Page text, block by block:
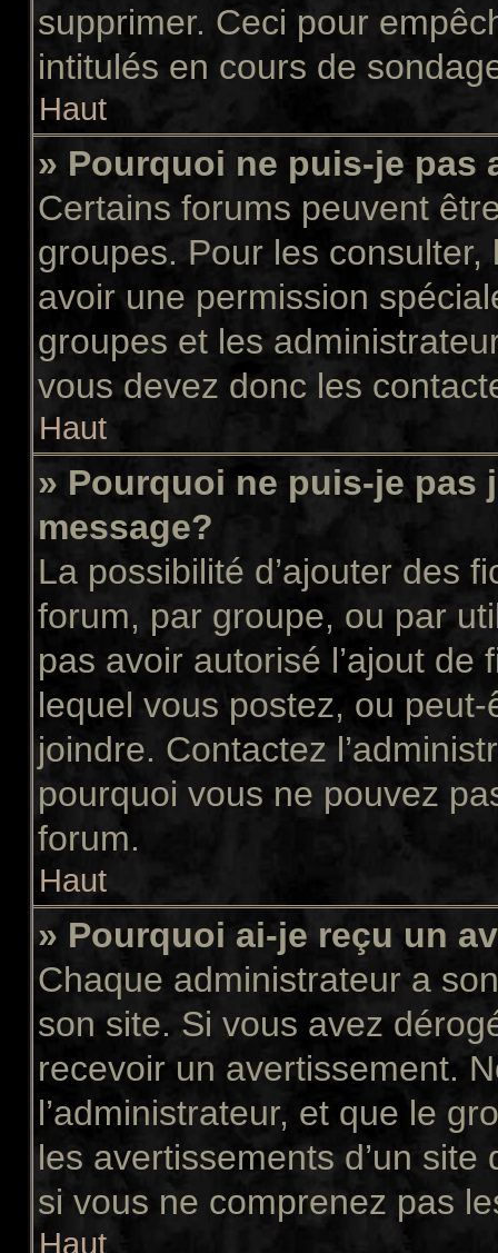
supprimer. Ceci pour
intitulés en cours de
Haut
» Pourquoi ne puis-je pas
Certains forums peuvent
groupes. Pour les
avoir une permission
groupes et les
vous devez donc les
Haut
» Pourquoi ne puis-je pas
message?
La possibilité d’ajouter des
forum, par groupe, ou par
pas avoir autorisé l’ajout
lequel vous postez, ou
joindre. Contactez
pourquoi vous ne pouvez
forum.
Haut
» Pourquoi ai-je reçu un
Chaque administrateur a
son site. Si vous avez
recevoir un avertissement.
l’administrateur, et que le
les avertissements d’un
si vous ne comprenez pas
Haut